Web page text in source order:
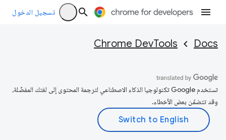
تسجيل الدخول
Docs
Chrome DevTools
تستخدم Google تكنولوجيا الذكاء الاصطناعي لترجمة المحتوى إلى لغتك المفضّلة،
وقد تتضمّن بعض الأخطاء.